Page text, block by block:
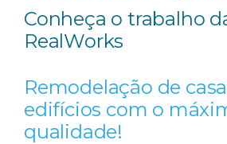
Conheça o trabalho
RealWorks
Remodelação de
edifícios com o
qualidade!